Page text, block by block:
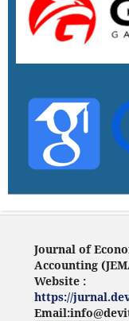
Journal of
Accounting
Website :
https://